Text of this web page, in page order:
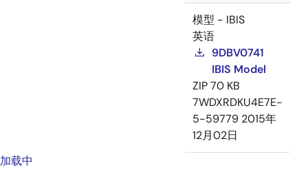
模型 - IBIS
英语
9DBV0741
IBIS Model
ZIP70 KB
7WDXRDKU4E7E-
5-59779 2015年
12月02日
加载中